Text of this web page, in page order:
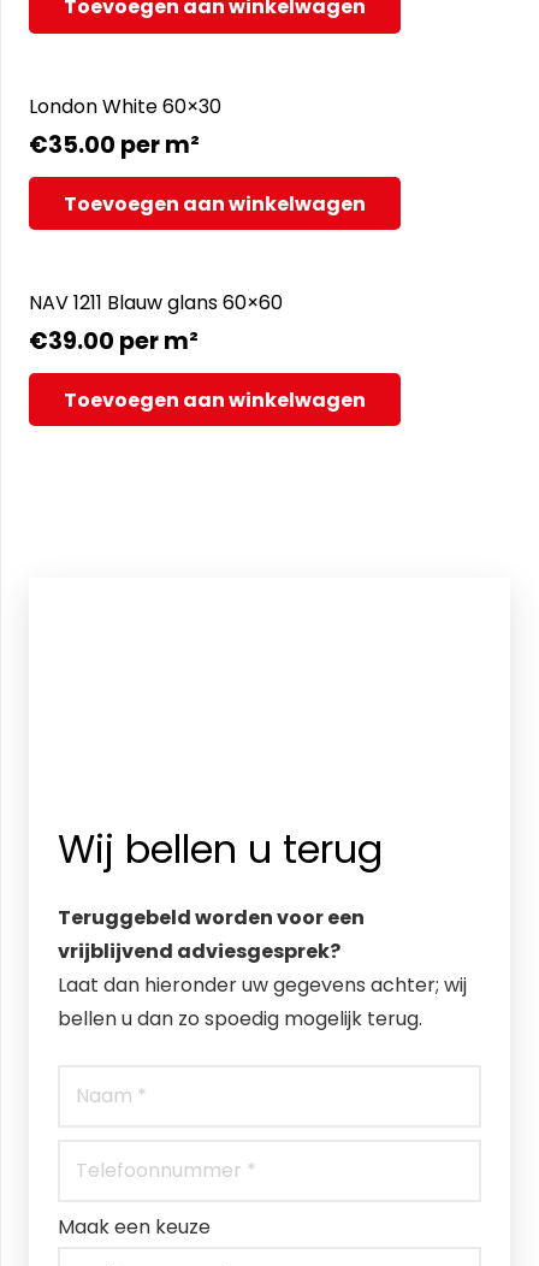
Toevoegen aan winkelwagen
London White 60×30
€35.00 per m²
Toevoegen aan winkelwagen
NAV 1211 Blauw glans 60×60
€39.00 per m²
Toevoegen aan winkelwagen
Wij bellen u terug
Teruggebeld worden voor een
vrijblijvend adviesgesprek?
Laat dan hieronder uw gegevens achter; wij
bellen u dan zo spoedig mogelijk terug.
Maak een keuze